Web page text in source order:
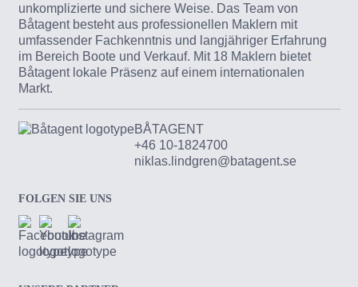
unkomplizierte und sichere Weise. Das Team von
Båtagent besteht aus professionellen Maklern mit
umfassender Fachkenntnis und langjähriger Erfahrung
im Bereich Boote und Verkauf. Mit 18 Maklern bietet
Båtagent lokale Präsenz auf einem internationalen
Markt.
BÅTAGENT
+46 10-1824700
niklas.lindgren@batagent.se
FOLGEN SIE UNS